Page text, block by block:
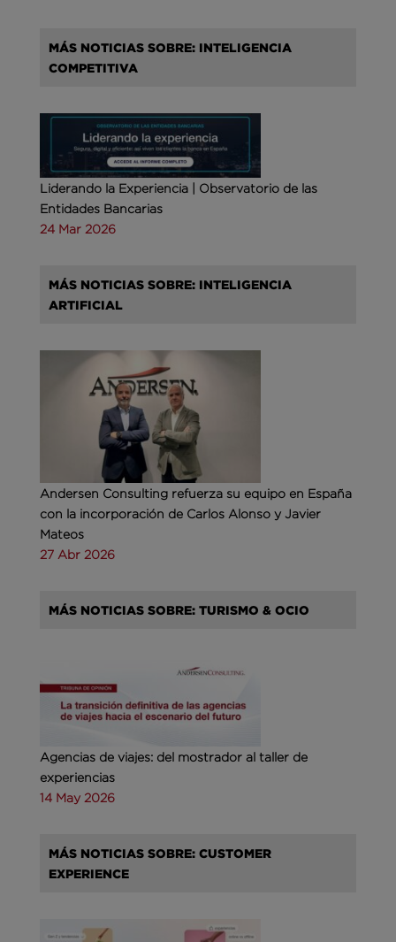
MÁS NOTICIAS SOBRE: INTELIGENCIA
COMPETITIVA
Liderando la Experiencia | Observatorio de las
Entidades Bancarias
24 Mar 2026
MÁS NOTICIAS SOBRE: INTELIGENCIA
ARTIFICIAL
Andersen Consulting refuerza su equipo en España
con la incorporación de Carlos Alonso y Javier
Mateos
27 Abr 2026
MÁS NOTICIAS SOBRE: TURISMO & OCIO
Agencias de viajes: del mostrador al taller de
experiencias
14 May 2026
MÁS NOTICIAS SOBRE: CUSTOMER
EXPERIENCE